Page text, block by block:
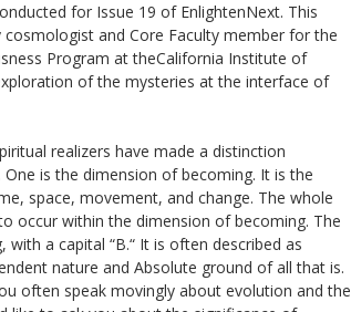
for Issue 19 of EnlightenNext. This
and Core Faculty member for the
Program at theCalifornia Institute of
of the mysteries at the interface of
realizers have made a distinction
is the dimension of becoming. It is the
space, movement, and change. The whole
occur within the dimension of becoming. The
a capital “B.“ It is often described as
nature and Absolute ground of all that is.
often speak movingly about evolution and the